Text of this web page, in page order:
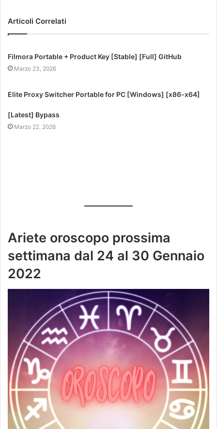
Articoli Correlati
Filmora Portable + Product Key [Stable] [Full] GitHub
Marzo 23, 2026
Elite Proxy Switcher Portable for PC [Windows] [x86-x64]
[Latest] Bypass
Marzo 22, 2026
Ariete oroscopo prossima
settimana dal 24 al 30 Gennaio
2022